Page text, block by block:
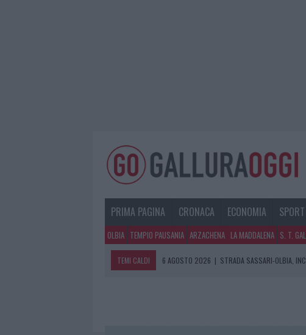
PRIMA PAGINA CRONACA ECONOMIA SPORT
OLBIA TEMPIO PAUSANIA ARZACHENA LA MADDALENA S. T.
TEMI CALDI 6 AGOSTO 2026 | STRADA SASSARI-OLBIA,